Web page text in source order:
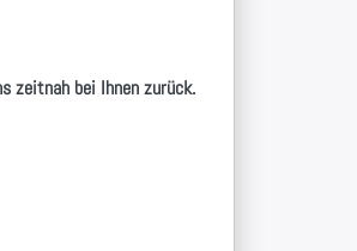
zeitnah bei Ihnen zurück.